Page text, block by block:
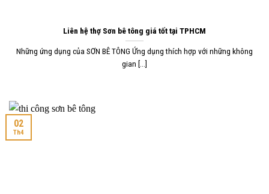
Liên hệ thợ Sơn bê tông giá tốt tại TPHCM
Những ứng dụng của SƠN BÊ TÔNG Ứng dụng thích hợp với những không
gian [...]
02
Th4